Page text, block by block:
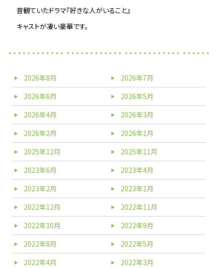
昔観ていたドラマ『好きな人がいること』
キャストが凄い豪華です。
2026年8月
2026年7月
2026年6月
2026年5月
2026年4月
2026年3月
2026年2月
2026年1月
2025年12月
2025年11月
2023年6月
2023年4月
2023年2月
2023年1月
2022年12月
2022年11月
2022年10月
2022年9月
2022年8月
2022年5月
2022年4月
2022年3月